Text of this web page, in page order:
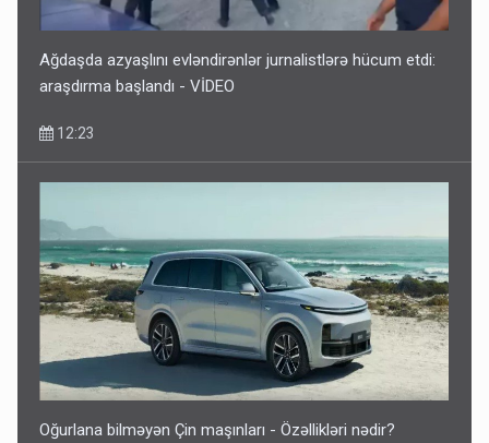
Ağdaşda azyaşlını evləndirənlər jurnalistlərə hücum etdi:
araşdırma başlandı - VİDEO
12:23
Oğurlana bilməyən Çin maşınları - Özəllikləri nədir?